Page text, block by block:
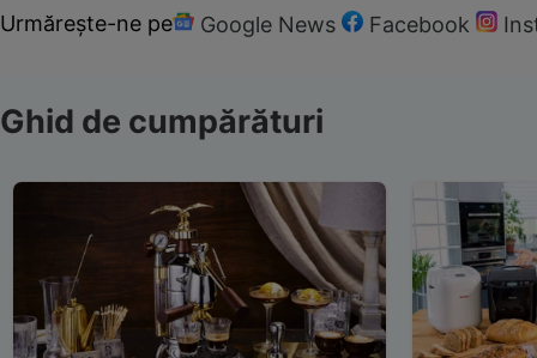
Urmărește-ne pe Google News Facebook
Ghid de cumpărături